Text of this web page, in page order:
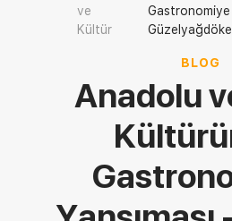
ve
Kültür
Gastronomiye
BLOG
Anadolu